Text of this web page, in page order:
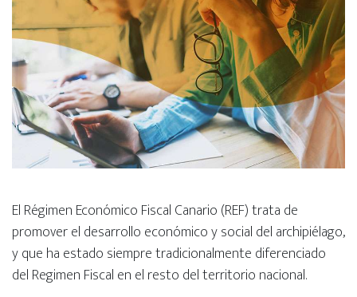
El Régimen Económico Fiscal Canario (REF) trata de
promover el desarrollo económico y social del archipiélago,
y que ha estado siempre tradicionalmente diferenciado
del Regimen Fiscal en el resto del territorio nacional.